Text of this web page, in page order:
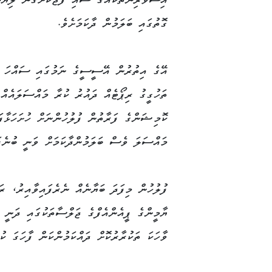
ގޮތުގައި ބަލަމުން ދާކަމަށެވެ.
އޭގެ އިތުރުން އޭސީސީގެ ނަމުގައި
ތަހުގީގު ރިޕޯޓެއް ދައުރު ކުރާ
ކޮމިޝަންގެ ފަރާތުން ފުލުހުންނަށް
މައްސަލަ ވެސް ބަލަމުންދާކަމަށް ވަނީ
ފުލުހުން މިފަދަ ބަޔާނެއް ނެރެފައިވާއިރު،
ޔާމީންގެ ޕީއެންއެފްގެ ޖަލްސާތަކުގައި ދަނީ
ވާހަކަ ތަކުރާރުކޮށް ދައްކަމުންކަން ފާހަގަ